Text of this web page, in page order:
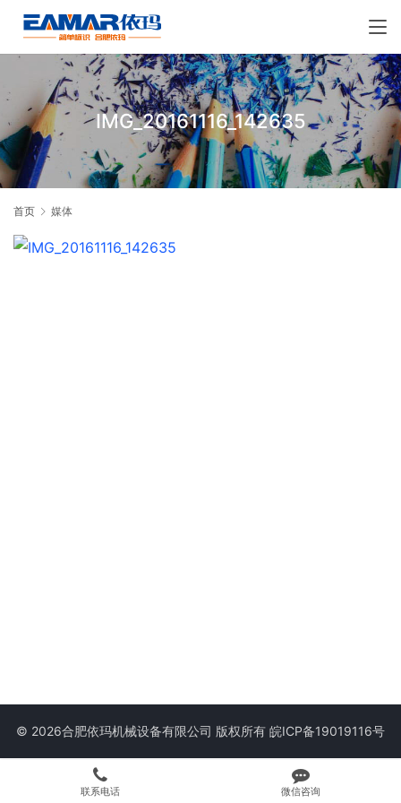
IMG_20161116_142635
首页 媒体
© 2026合肥依玛机械设备有限公司 版权所有 皖ICP备19019116号
联系电话 微信咨询